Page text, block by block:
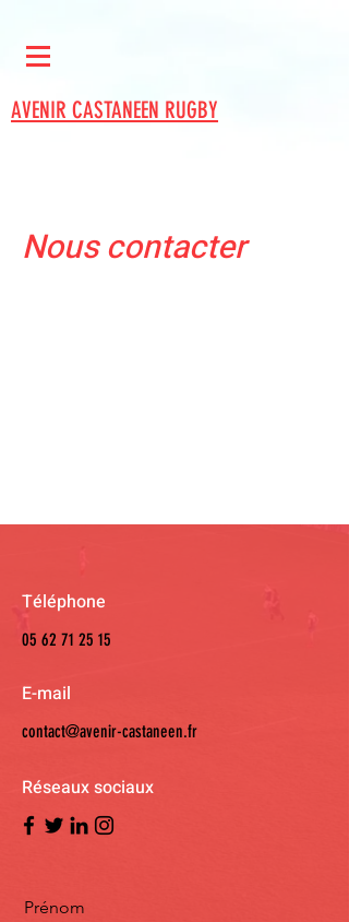
AVENIR CASTANEEN RUGBY
Nous contacter
Téléphone
05 62 71 25 15
E-mail
contact@avenir-castaneen.fr
Réseaux sociaux
Prénom